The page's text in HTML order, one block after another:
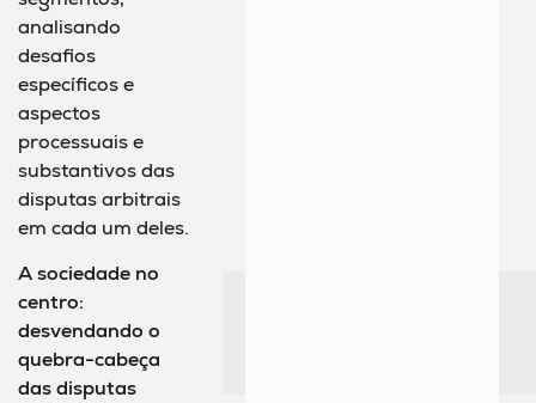
analisando
desafios
específicos e
aspectos
processuais e
substantivos das
disputas arbitrais
em cada um deles.
A sociedade no
centro:
desvendando o
quebra-cabeça
das disputas